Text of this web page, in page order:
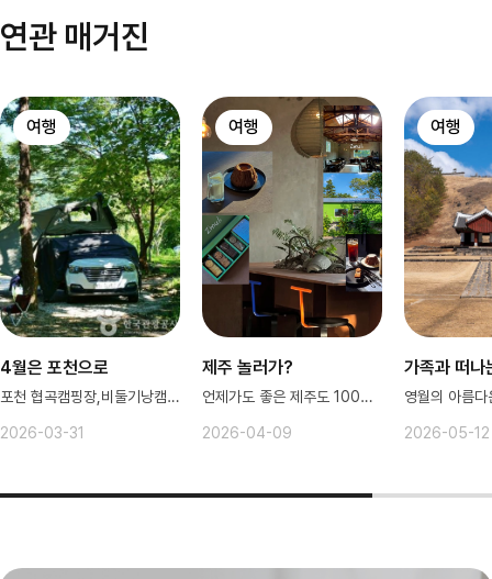
연관 매거진
여행
4월은 포천으로
포천 협곡캠핑장,비둘기낭캠핑장 힐링~
2026-03-31
여행
제주 놀러가?
언제가도 좋은 제주도 100%즐기기
2026-04-09
여행
가족과 떠나
2026-05-12